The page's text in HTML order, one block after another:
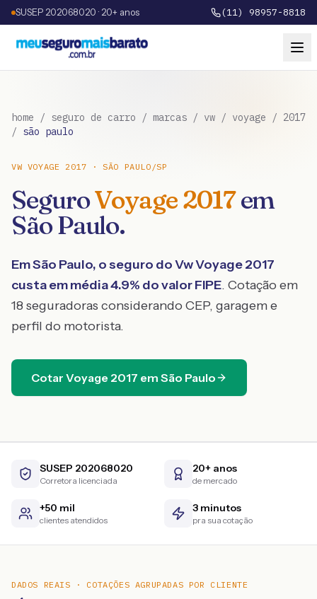
SUSEP 202068020 · 20+ anos (11) 98957-8818
home / seguro de carro / marcas / vw / voyage / 2017
/ são paulo
VW VOYAGE 2017 ·SÃO PAULO /SP
SeguroVoyage2017em
São Paulo.
EmSão Paulo, o seguro doVwVoyage2017
custa em média4.9% do valor FIPE. Cotação em
18 seguradoras considerando CEP, garagem e
perfil do motorista.
Cotar Voyage 2017 em São Paulo
SUSEP 202068020
Corretora licenciada
20+ anos
de mercado
+50 mil
clientes atendidos
3 minutos
pra sua cotação
DADOS REAIS · COTAÇÕES AGRUPADAS POR CLIENTE